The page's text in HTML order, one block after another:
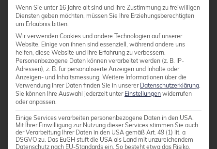
WARNING: page verification failed, calculated
WARNING: invalid page in block 204 of
WARNING: invalid page in block 222 of
Intern führt der Puffer-Manager diese Nullung
durch Aufrufen von memset() auf der 8-KB-Seite
durch, wenn die Überprüfung fehlschlägt und
Wenn Sie unter 16 Jahre alt sind und Ihre Zustimmung zu freiwilligen
Diensten geben möchten, müssen Sie Ihre Erziehungsberechtigten
um Erlaubnis bitten.
Wir verwenden Cookies und andere Technologien auf unserer
Website. Einige von ihnen sind essenziell, während andere uns
helfen, diese Website und Ihre Erfahrung zu verbessern.
Personenbezogene Daten können verarbeitet werden (z. B. IP-
Adressen), z. B. für personalisierte Anzeigen und Inhalte oder
Anzeigen- und Inhaltsmessung. Weitere Informationen über die
Verwendung Ihrer Daten finden Sie in unserer Datenschutzerklärung.
Sie können Ihre Auswahl jederzeit unter Einstellungen widerrufen
oder anpassen.
Einige Services verarbeiten personenbezogene Daten in den USA.
Mit Ihrer Einwilligung zur Nutzung dieser Services stimmen Sie auch
der Verarbeitung Ihrer Daten in den USA gemäß Art. 49 (1) lit. a
DSGVO zu. Das EuGH stuft die USA als Land mit unzureichendem
Datenschutz nach EU-Standards ein. So besteht etwa das Risiko,